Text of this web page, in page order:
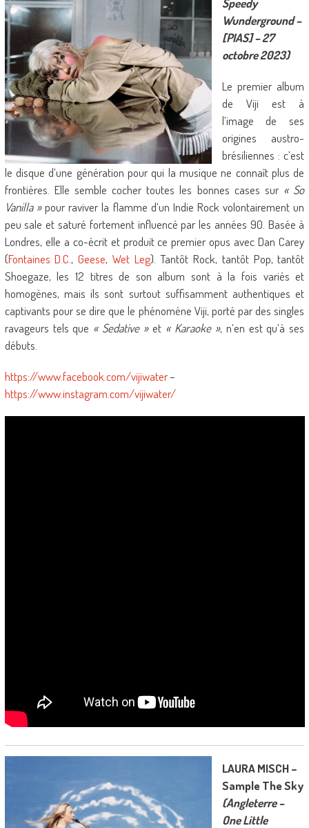
Speedy
Wunderground –
[PIAS] – 27
octobre 2023)
Le premier album
de Viji est à
l’image de ses
origines austro-
brésiliennes : c’est
le disque d’une génération pour qui la musique ne connaît plus de
frontières. Elle semble cocher toutes les bonnes cases sur « So
Vanilla »pour raviver la flamme d’un Indie Rock volontairement un
peu sale et saturé fortement influencé par les années 90. Basée à
Londres, elle a co-écrit et produit ce premier opus avec Dan Carey
(Fontaines D.C.,Geese, Wet Leg). Tantôt Rock, tantôt Pop, tantôt
Shoegaze, les 12 titres de son album sont à la fois variés et
homogènes, mais ils sont surtout suffisamment authentiques et
captivants pour se dire que le phénomène Viji, porté par des singles
ravageurs tels que « Sedative »et « Karaoke », n’en est qu’à ses
débuts.
https://www.facebook.com/vijiwater–
https://www.instagram.com/vijiwater/
LAURA MISCH –
Sample The Sky
(Angleterre –
One Little